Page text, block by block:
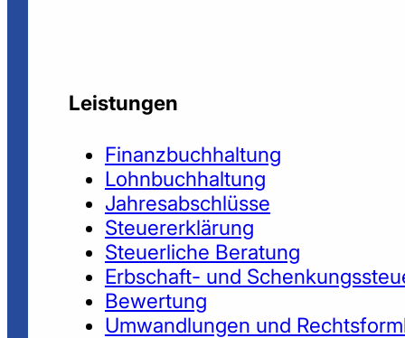
Leistungen
Finanzbuchhaltung
Lohnbuchhaltung
Jahresabschlüsse
Steuererklärung
Steuerliche Beratung
Erbschaft- und
Bewertung
Umwandlungen und